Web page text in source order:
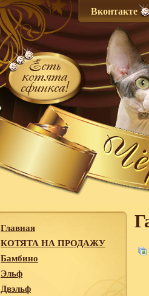
Вконтакте
Главная
КОТЯТА НА ПРОДАЖУ
Бамбино
Эльф
Двэльф